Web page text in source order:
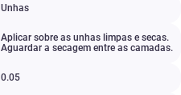
Unhas
Aplicar sobre as unhas limpas e secas.
Aguardar a secagem entre as camadas.
0.05